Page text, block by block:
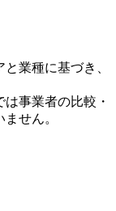
業種に基づき、
事業者の比較・
せん。